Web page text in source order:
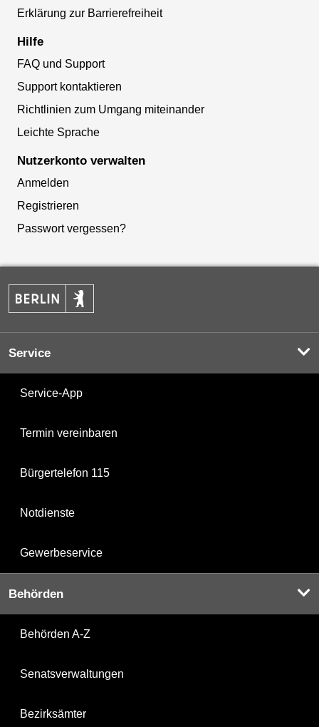
Erklärung zur Barrierefreiheit
Hilfe
FAQ und Support
Support kontaktieren
Richtlinien zum Umgang miteinander
Leichte Sprache
Nutzerkonto verwalten
Anmelden
Registrieren
Passwort vergessen?
Service
Service-App
Termin vereinbaren
Bürgertelefon 115
Notdienste
Gewerbeservice
Behörden
Behörden A-Z
Senatsverwaltungen
Bezirksämter